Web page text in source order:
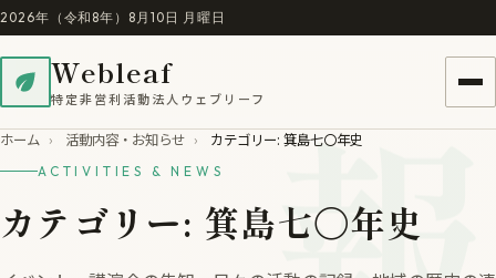
2026年（令和8年）8月10日 月曜日
Webleaf
特定非営利活動法人ウェブリーフ
ホーム › 活動内容・お知らせ › カテゴリー: 箕島七〇年史
ACTIVITIES & NEWS
カテゴリー: 箕島七〇年史